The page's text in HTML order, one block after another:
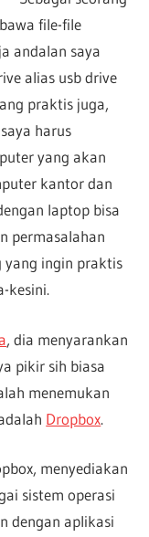
file-file
andalan saya
alias usb drive
praktis juga,
harus
yang akan
kantor dan
laptop bisa
permasalahan
yang ingin praktis
kesini.
, dia menyarankan
pikir sih biasa
menemukan
Dropbox.
menyediakan
sistem operasi
dengan aplikasi